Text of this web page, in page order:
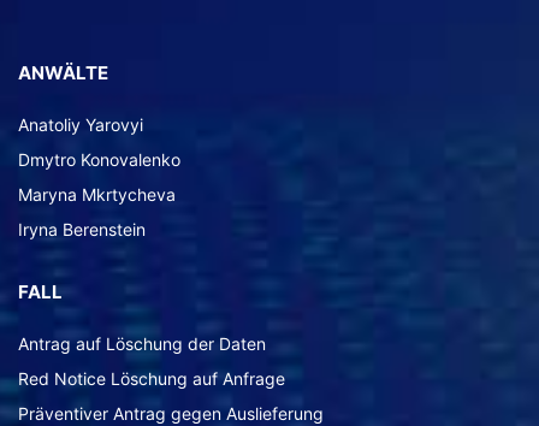
ANWÄLTE
Anatoliy Yarovyi
Dmytro Konovalenko
Maryna Mkrtycheva
Iryna Berenstein
FALL
Antrag auf Löschung der Daten
Red Notice Löschung auf Anfrage
Präventiver Antrag gegen Auslieferung